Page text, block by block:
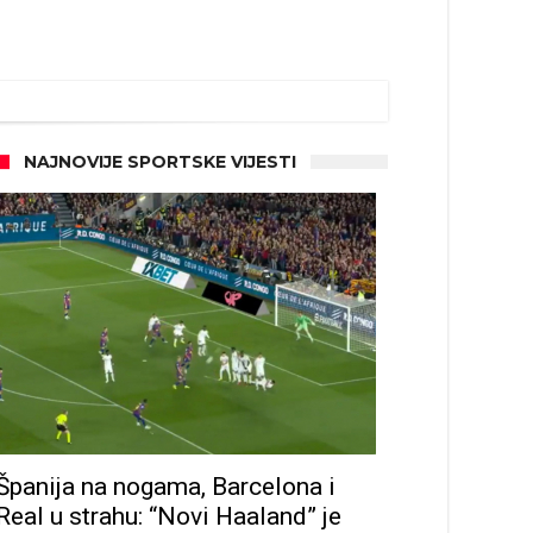
NAJNOVIJE SPORTSKE VIJESTI
na nogama, Barcelona i
u strahu: “Novi Haaland” je